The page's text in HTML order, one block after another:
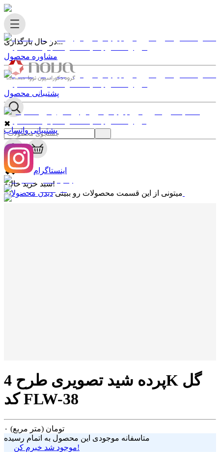
در حال بارگذاری...
✖
0
✖
سبد خرید خالیه!
میتونی از این قسمت محصولات رو ببینی
مشاوره محصول
پشتیبانی محصول
پشتیبانی واتساپ
اینستاگرام
پرده شید تصویری طرح 4K گل
کد FLW-38
۰ تومان (متر مربع)
متاسفانه موجودی این محصول به اتمام رسیده
موجود شد خبرم کن!